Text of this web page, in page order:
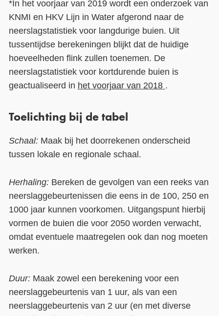
*In het voorjaar van 2019 wordt een onderzoek van
KNMI en HKV Lijn in Water afgerond naar de
neerslagstatistiek voor langdurige buien. Uit
tussentijdse berekeningen blijkt dat de huidige
hoeveelheden flink zullen toenemen. De
neerslagstatistiek voor kortdurende buien is
geactualiseerd in het voorjaar van 2018 .
Toelichting bij de tabel
Schaal:Maak bij het doorrekenen onderscheid
tussen lokale en regionale schaal.
Herhaling:Bereken de gevolgen van een reeks van
neerslaggebeurtenissen die eens in de 100, 250 en
1000 jaar kunnen voorkomen. Uitgangspunt hierbij
vormen de buien die voor 2050 worden verwacht,
omdat eventuele maatregelen ook dan nog moeten
werken.
Duur:Maak zowel een berekening voor een
neerslaggebeurtenis van 1 uur, als van een
neerslaggebeurtenis van 2 uur (en met diverse